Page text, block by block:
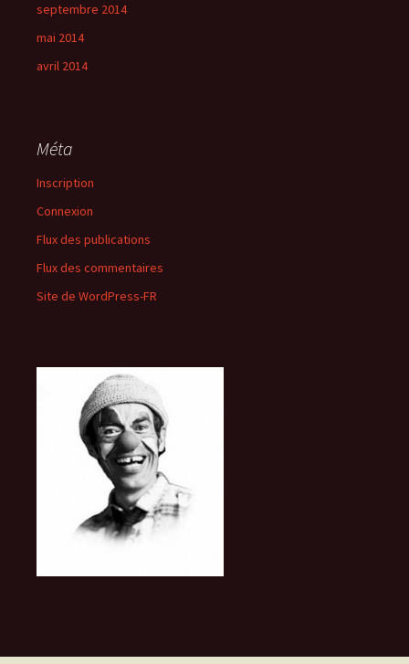
septembre 2014
mai 2014
avril 2014
Méta
Inscription
Connexion
Flux des publications
Flux des commentaires
Site de WordPress-FR